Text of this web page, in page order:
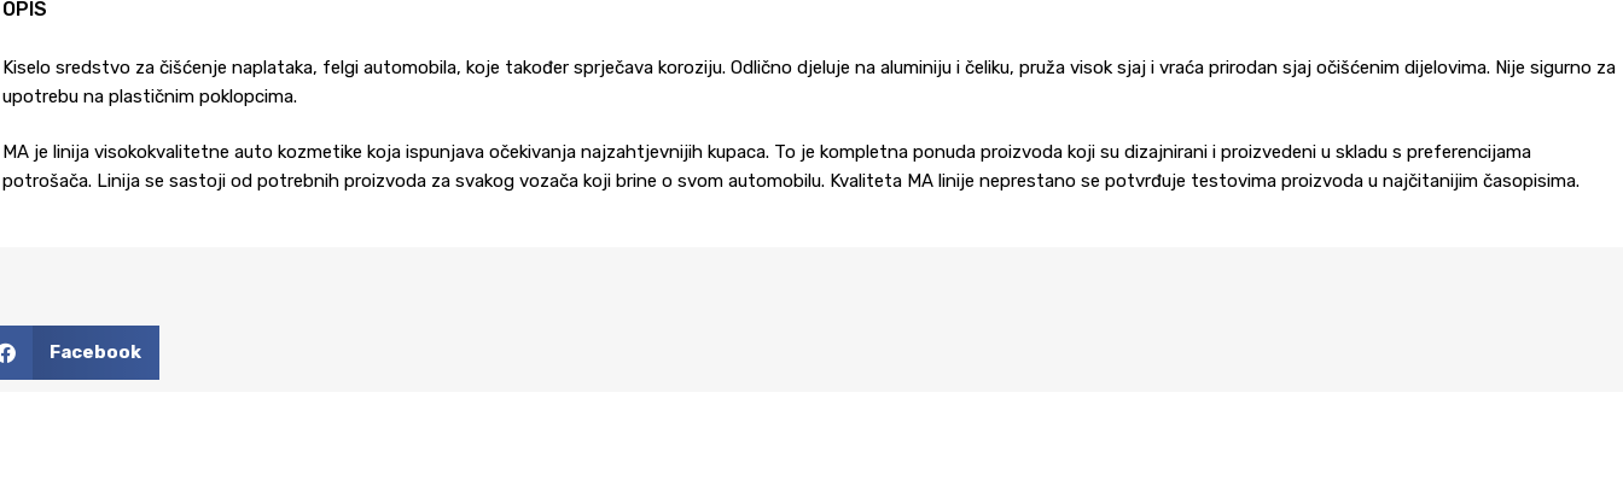
OPIS
Kiselo sredstvo za čišćenje naplataka, felgi automobila, koje također sprječava koroziju. Odlično djeluje na aluminiju i čeliku, pruža visok sjaj i vraća prirodan sjaj očišćenim dijelovima. Nije sigurno za
upotrebu na plastičnim poklopcima.
MA je linija visokokvalitetne auto kozmetike koja ispunjava očekivanja najzahtjevnijih kupaca. To je kompletna ponuda proizvoda koji su dizajnirani i proizvedeni u skladu s preferencijama
potrošača. Linija se sastoji od potrebnih proizvoda za svakog vozača koji brine o svom automobilu. Kvaliteta MA linije neprestano se potvrđuje testovima proizvoda u najčitanijim časopisima.
Facebook